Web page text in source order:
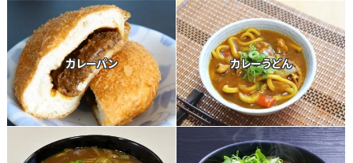
カレーパン カレーうどん